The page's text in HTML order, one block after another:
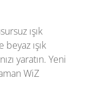
ışık
ışık
yaratın. Yeni
WiZ